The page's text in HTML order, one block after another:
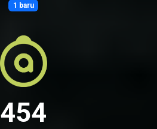
1 baru
454